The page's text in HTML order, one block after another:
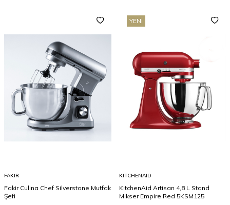
FAKIR
Fakir Culina Chef Silverstone Mutfak
Şefi
YENI
KITCHENAID
KitchenAid Artisan 4,8 L Stand
Mikser Empire Red 5KSM125